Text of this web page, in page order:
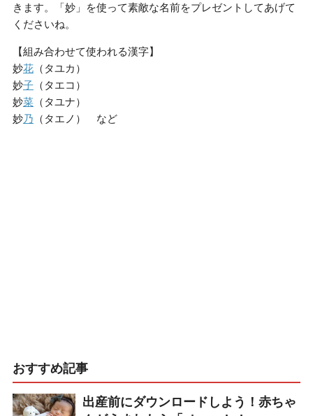
きます。「妙」を使って素敵な名前をプレゼントしてあげて
くださいね。
【組み合わせて使われる漢字】
妙花（タユカ）
妙子（タエコ）
妙菜（タユナ）
妙乃 （タエノ） など
おすすめ記事
出産前にダウンロードしよう！赤ちゃ